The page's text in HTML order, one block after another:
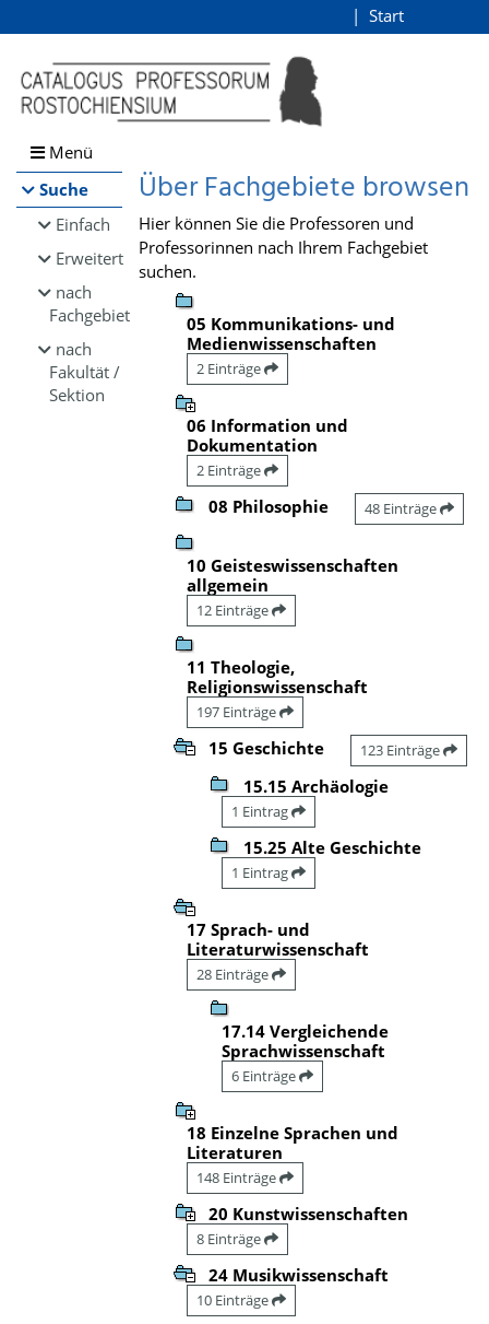
Browsen
direkt zum Inhalt
Start
Menü
Suche
Einfach
Erweitert
nach
Fachgebiet
nach
Fakultät /
Sektion
Über Fachgebiete browsen
Hier können Sie die Professoren und
Professorinnen nach Ihrem Fachgebiet
suchen.
05 Kommunikations- und
Medienwissenschaften
2 Einträge
06 Information und
Dokumentation
2 Einträge
08 Philosophie 48 Einträge
10 Geisteswissenschaften
allgemein
12 Einträge
11 Theologie,
Religionswissenschaft
197 Einträge
15 Geschichte 123 Einträge
15.15 Archäologie
1 Eintrag
15.25 Alte Geschichte
1 Eintrag
17 Sprach- und
Literaturwissenschaft
28 Einträge
17.14 Vergleichende
Sprachwissenschaft
6 Einträge
18 Einzelne Sprachen und
Literaturen
148 Einträge
20 Kunstwissenschaften
8 Einträge
24 Musikwissenschaft
10 Einträge